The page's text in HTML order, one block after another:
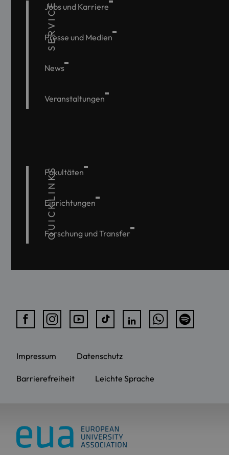
SERVICE
Jobs und Karriere
Presse und Medien
News
Veranstaltungen
QUICKLINKS
Fakultäten
Einrichtungen
Forschung und Transfer
Impressum Datenschutz
Barrierefreiheit Leichte Sprache